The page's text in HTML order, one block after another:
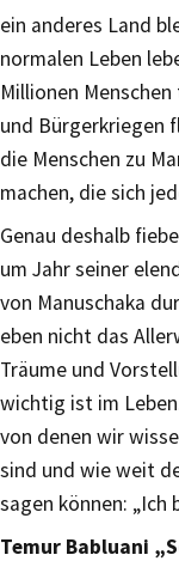
ein anderes Land
normalen Leben
Millionen
und Bürgerkriegen
die Menschen zu
machen, die sich
Genau deshalb
um Jahr seiner
von Manuschaka
eben nicht das
Träume und
wichtig ist im
von denen wir
sind und wie weit
sagen können: „Ich
Temur Babluani